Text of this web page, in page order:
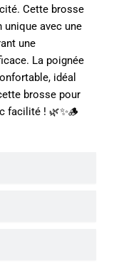
Cette brosse
unique avec une
une
La poignée
idéal
brosse pour
facilité ! 🌿✨🪵